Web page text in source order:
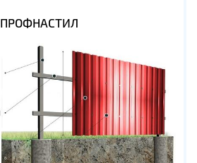
ПРОФНАСТИЛ